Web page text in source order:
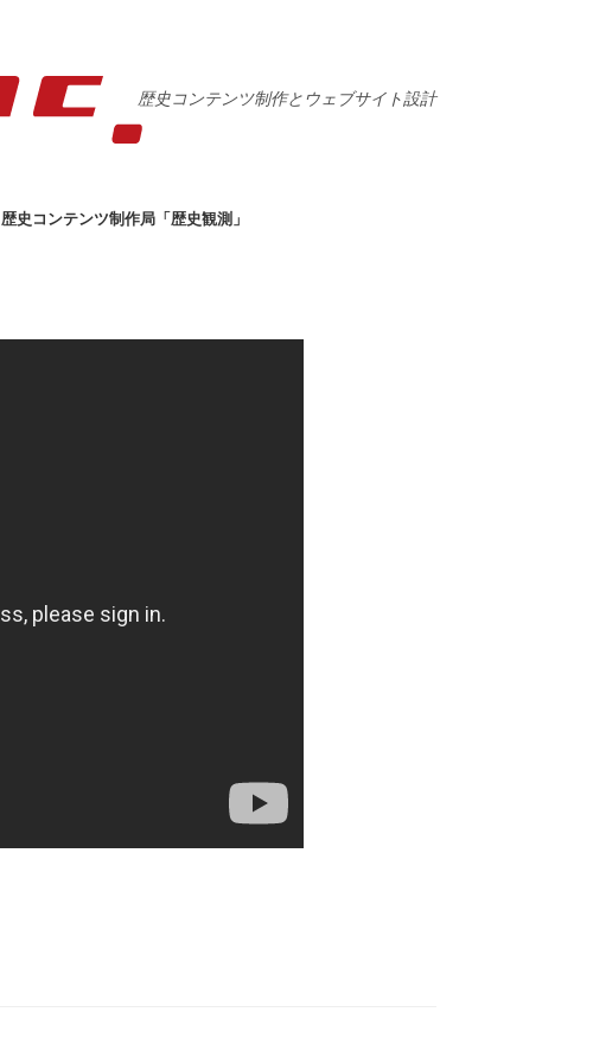
歴史コンテンツ制作とウェブサイト設計
歴史コンテンツ制作局「歴史観測」